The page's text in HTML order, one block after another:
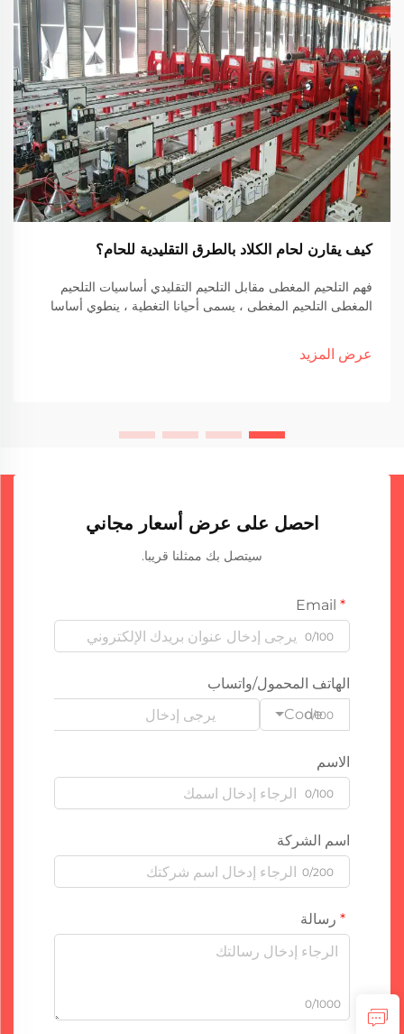
كيف يقارن لحام الكلاد بالطرق التقليدية للحام؟
فهم التلحيم المغطى مقابل التلحيم التقليدي أساسيات التلحيم
المغطى التلحيم المغطى ، يسمى أحيانا التغطية ، ينطوي أساسا
مقاومة للتآكل على مادة أخرى. الشاي...
عرض المزيد
احصل على عرض أسعار مجاني
سيتصل بك ممثلنا قريبا.
0/100
الهاتف المحمول/واتساب
Code
0/100
الاسم
0/100
اسم الشركة
0/200
رسالة
0/1000